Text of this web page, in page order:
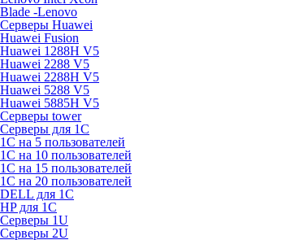
Blade -Lenovo
Серверы Huawei
Huawei Fusion
Huawei 1288H V5
Huawei 2288 V5
Huawei 2288H V5
Huawei 5288 V5
Huawei 5885H V5
Серверы tower
Серверы для 1C
1С на 5 пользователей
1С на 10 пользователей
1С на 15 пользователей
1С на 20 пользователей
DELL для 1С
HP для 1С
Серверы 1U
Серверы 2U